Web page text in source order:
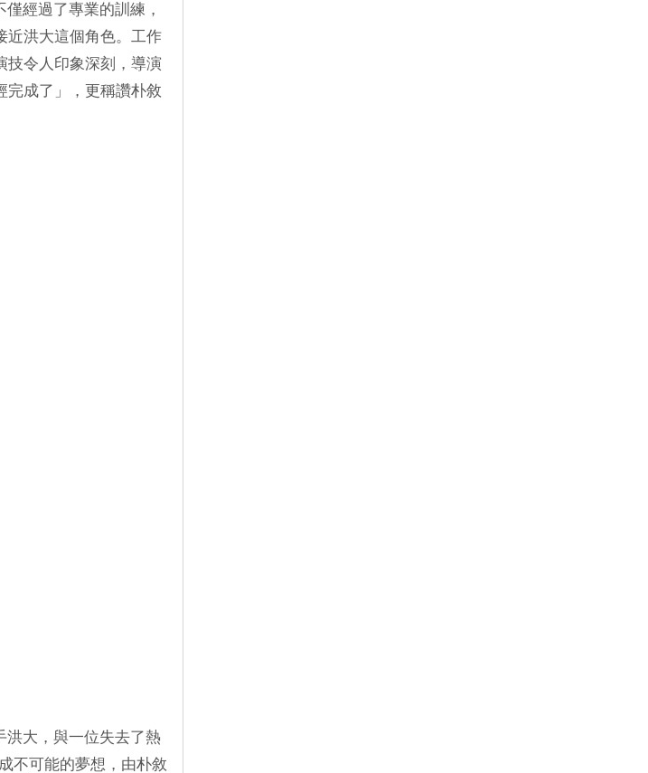
經過了專業的訓練，
近洪大這個角色。工作
技令人印象深刻，導演
完成了」，更稱讚朴敘
洪大，與一位失去了熱
不可能的夢想，由朴敘